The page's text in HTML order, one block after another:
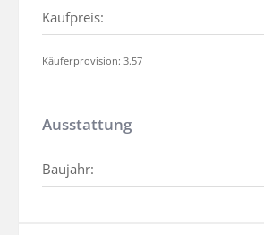
Kaufpreis:
Käuferprovision: 3.57
Ausstattung
Baujahr: